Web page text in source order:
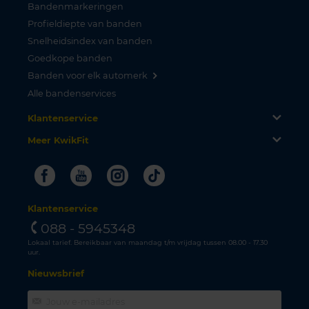
Bandenmarkeringen
Profieldiepte van banden
Snelheidsindex van banden
Goedkope banden
Banden voor elk automerk
Alle bandenservices
Klantenservice
Meer KwikFit
FacebookYoutubeInstagram
Tiktok
Klantenservice
088 - 5945348
Lokaal tarief. Bereikbaar van maandag t/m vrijdag tussen 08.00 - 17.30
uur.
Nieuwsbrief